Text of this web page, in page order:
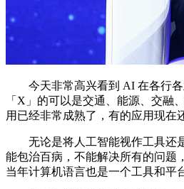
今天非常高兴看到 AI 在各行各
「X」的可以是交通、能源、交融
用已经非常成熟了，有的应用现在
无论是将人工智能视作工具还
能包治百病，不能解决所有的问题
当年计算机语言也是一个工具和平